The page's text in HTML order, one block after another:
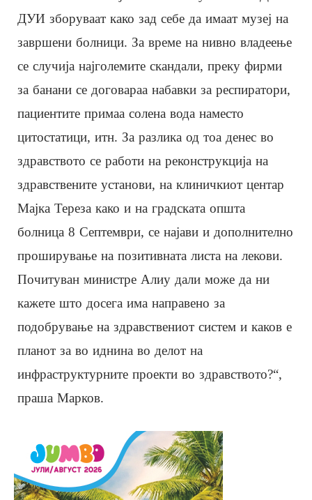
ДУИ зборуваат како зад себе да имаат музеј на
завршени болници. За време на нивно владеење
се случија најголемите скандали, преку фирми
за банани се договараа набавки за респиратори,
пациентите примаа солена вода наместо
цитостатици, итн. За разлика од тоа денес во
здравството се работи на реконструкција на
здравствените установи, на клиничкиот центар
Мајка Тереза како и на градската општа
болница 8 Септември, се најави и дополнително
проширување на позитивната листа на лекови.
Почитуван министре Алиу дали може да ни
кажете што досега има направено за
подобрување на здравствениот систем и каков е
планот за во иднина во делот на
инфраструктурните проекти во здравството?“,
праша Марков.